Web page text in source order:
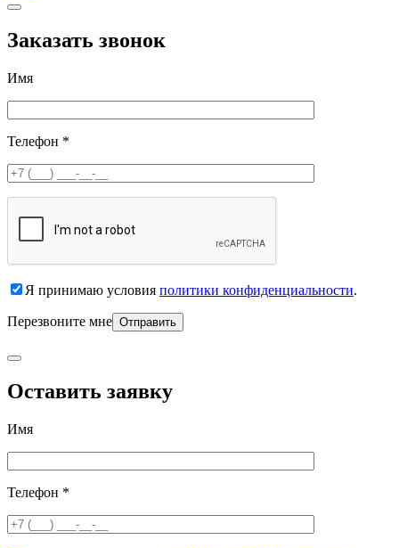
Заказать звонок
Имя
Телефон *
Я принимаю условия политики конфиденциальности.
Перезвоните мне
Оставить заявку
Имя
Телефон *